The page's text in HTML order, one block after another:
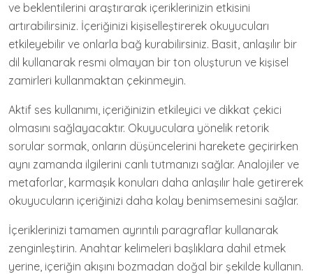
ve beklentilerini araştırarak içeriklerinizin etkisini
artırabilirsiniz. İçeriğinizi kişiselleştirerek okuyucuları
etkileyebilir ve onlarla bağ kurabilirsiniz. Basit, anlaşılır bir
dil kullanarak resmi olmayan bir ton oluşturun ve kişisel
zamirleri kullanmaktan çekinmeyin.
Aktif ses kullanımı, içeriğinizin etkileyici ve dikkat çekici
olmasını sağlayacaktır. Okuyuculara yönelik retorik
sorular sormak, onların düşüncelerini harekete geçirirken
aynı zamanda ilgilerini canlı tutmanızı sağlar. Analojiler ve
metaforlar, karmaşık konuları daha anlaşılır hale getirerek
okuyucuların içeriğinizi daha kolay benimsemesini sağlar.
İçeriklerinizi tamamen ayrıntılı paragraflar kullanarak
zenginleştirin. Anahtar kelimeleri başlıklara dahil etmek
yerine, içeriğin akışını bozmadan doğal bir şekilde kullanın.